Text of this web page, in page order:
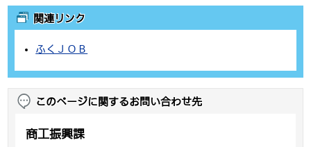
関連リンク
ふくＪＯＢ
このページに関するお問い合わせ先
商工振興課